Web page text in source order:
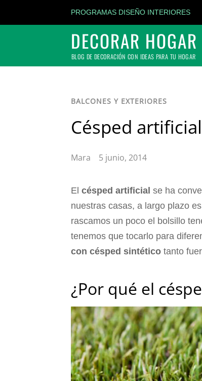
PROGRAMAS DISEÑO INTERIORES
DECORAR HOGAR
BLOG DE DECORACIÓN CON IDEAS PARA TU HOGAR
BALCONES Y EXTERIORES
Césped
Mara 5 junio, 2014
El césped artificial se ha
nuestras casas, a largo plazo
rascamos un poco el bolsillo
tenemos que tocarlo para
con césped sintético tanto
¿Por qué el